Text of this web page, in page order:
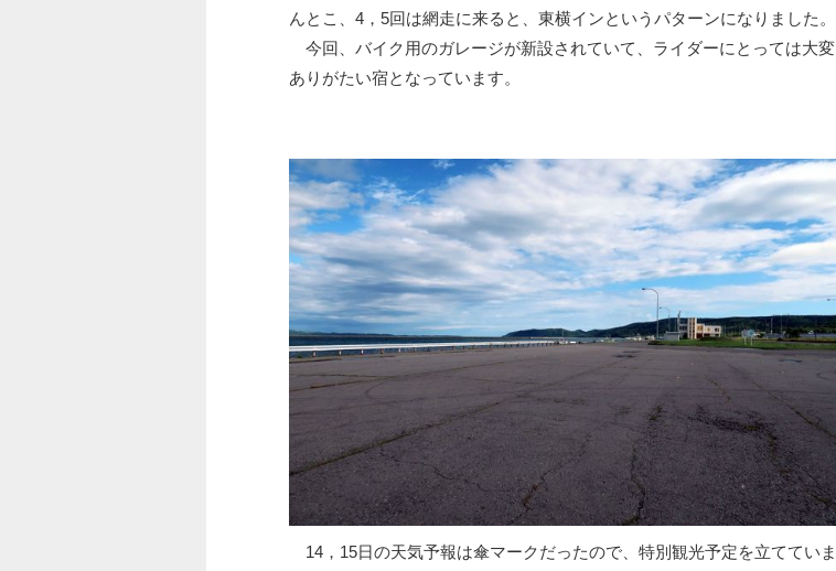
んとこ、4，5回は網走に来ると、東横インというパターンになりました。
今回、バイク用のガレージが新設されていて、ライダーにとっては大変
ありがたい宿となっています。
14，15日の天気予報は傘マークだったので、特別観光予定を立てていま